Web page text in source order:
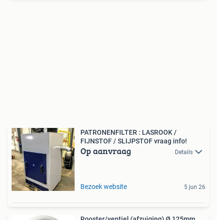
PATRONENFILTER : LASROOK /
FIJNSTOF / SLIJPSTOF vraag info!
Op aanvraag Details
Bezoek website 5 jun 26